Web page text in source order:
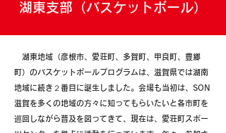
湖東支部（バスケットボール）
湖東地域（彦根市、愛荘町、多賀町、甲良町、豊郷
町）のバスケットボールプログラムは、滋賀県では湖南
地域に続き２番目に誕生しました。会場も当初は、SON
滋賀を多くの地域の方々に知ってもらいたいと各市町を
巡回しながら普及を図ってきて、現在は、愛荘町スポー